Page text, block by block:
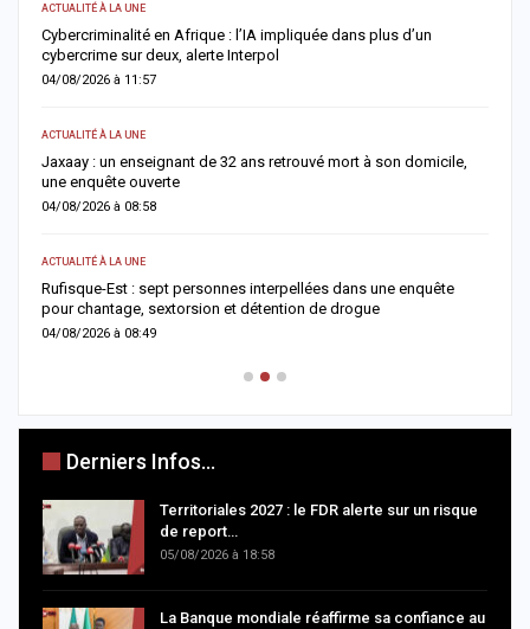
SOCIÉTÉ
Ziguinchor : un vaste réseau de migration clandestine
six personnes déférées après l’échec d’un…
03/08/2026 à 15:44
ACTUALITÉ À LA UNE
Affaire des 100 millions de Sandaga : l’influenceuse « Bébé
» obtient une liberté provisoire après des…
03/08/2026 à 10:54
A LA UNE
Affaire Mégapari : un réseau présumé de fraude en ligne au
d’un détournement de plus de 7 milliards FCFA
03/08/2026 à 07:30
Derniers Infos...
Territoriales 2027 : le FDR alerte sur un risque
de report…
05/08/2026 à 18:58
La Banque mondiale réaffirme sa confiance au